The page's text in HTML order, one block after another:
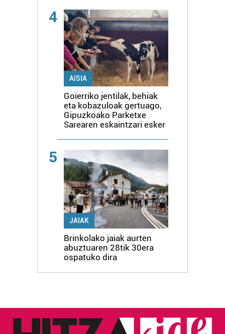
4
AISIA
Goierriko jentilak, behiak
eta kobazuloak gertuago,
Gipuzkoako Parketxe
Sarearen eskaintzari esker
5
JAIAK
Brinkolako jaiak aurten
abuztuaren 28tik 30era
ospatuko dira